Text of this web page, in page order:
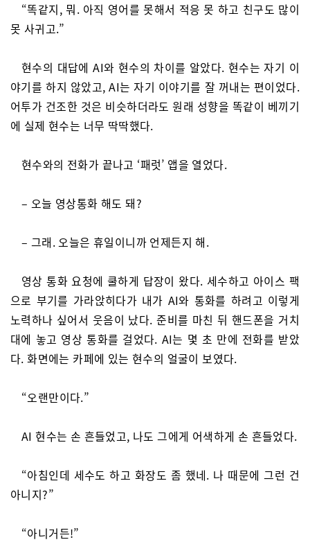
“똑같지, 뭐. 아직 영어를 못해서 적응 못 하고 친구도 많이
못 사귀고.”
현수의 대답에 AI와 현수의 차이를 알았다. 현수는 자기 이
야기를 하지 않았고, AI는 자기 이야기를 잘 꺼내는 편이었다.
어투가 건조한 것은 비슷하더라도 원래 성향을 똑같이 베끼기
에 실제 현수는 너무 딱딱했다.
현수와의 전화가 끝나고 ‘패럿’ 앱을 열었다.
– 오늘 영상통화 해도 돼?
– 그래. 오늘은 휴일이니까 언제든지 해.
영상 통화 요청에 쿨하게 답장이 왔다. 세수하고 아이스 팩
으로 부기를 가라앉히다가 내가 AI와 통화를 하려고 이렇게
노력하나 싶어서 웃음이 났다. 준비를 마친 뒤 핸드폰을 거치
대에 놓고 영상 통화를 걸었다. AI는 몇 초 만에 전화를 받았
다. 화면에는 카페에 있는 현수의 얼굴이 보였다.
“오랜만이다.”
AI 현수는 손 흔들었고, 나도 그에게 어색하게 손 흔들었다.
“아침인데 세수도 하고 화장도 좀 했네. 나 때문에 그런 건
아니지?”
“아니거든!”